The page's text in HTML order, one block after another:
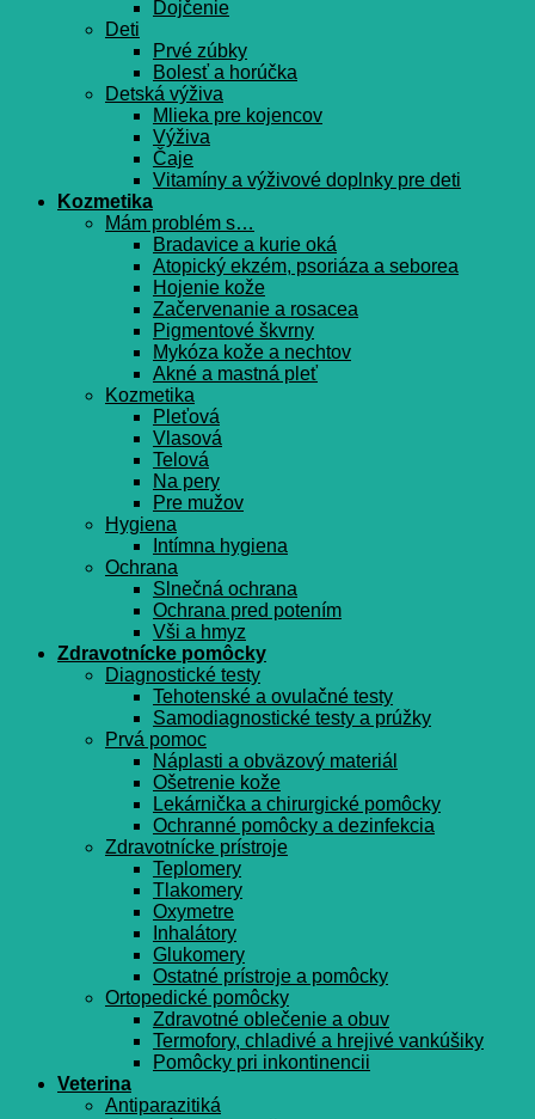
Dojčenie
Deti
Prvé zúbky
Bolesť a horúčka
Detská výživa
Mlieka pre kojencov
Výživa
Čaje
Vitamíny a výživové doplnky pre deti
Kozmetika
Mám problém s…
Bradavice a kurie oká
Atopický ekzém, psoriáza a seborea
Hojenie kože
Začervenanie a rosacea
Pigmentové škvrny
Mykóza kože a nechtov
Akné a mastná pleť
Kozmetika
Pleťová
Vlasová
Telová
Na pery
Pre mužov
Hygiena
Intímna hygiena
Ochrana
Slnečná ochrana
Ochrana pred potením
Vši a hmyz
Zdravotnícke pomôcky
Diagnostické testy
Tehotenské a ovulačné testy
Samodiagnostické testy a prúžky
Prvá pomoc
Náplasti a obväzový materiál
Ošetrenie kože
Lekárnička a chirurgické pomôcky
Ochranné pomôcky a dezinfekcia
Zdravotnícke prístroje
Teplomery
Tlakomery
Oxymetre
Inhalátory
Glukomery
Ostatné prístroje a pomôcky
Ortopedické pomôcky
Zdravotné oblečenie a obuv
Termofory, chladivé a hrejivé vankúšiky
Pomôcky pri inkontinencii
Veterina
Antiparazitiká